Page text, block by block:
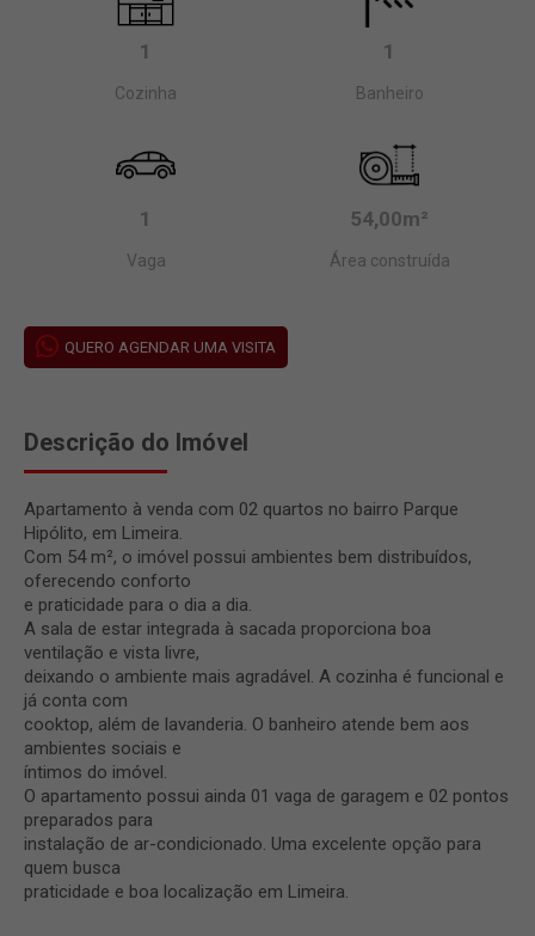
1
Cozinha
1
Banheiro
1
Vaga
54,00m²
Área construída
QUERO AGENDAR UMA VISITA
Descrição do Imóvel
Apartamento à venda com 02 quartos no bairro Parque
Hipólito, em Limeira.
Com 54 m², o imóvel possui ambientes bem distribuídos,
oferecendo conforto
e praticidade para o dia a dia.
A sala de estar integrada à sacada proporciona boa
ventilação e vista livre,
deixando o ambiente mais agradável. A cozinha é funcional e
já conta com
cooktop, além de lavanderia. O banheiro atende bem aos
ambientes sociais e
íntimos do imóvel.
O apartamento possui ainda 01 vaga de garagem e 02 pontos
preparados para
instalação de ar-condicionado. Uma excelente opção para
quem busca
praticidade e boa localização em Limeira.